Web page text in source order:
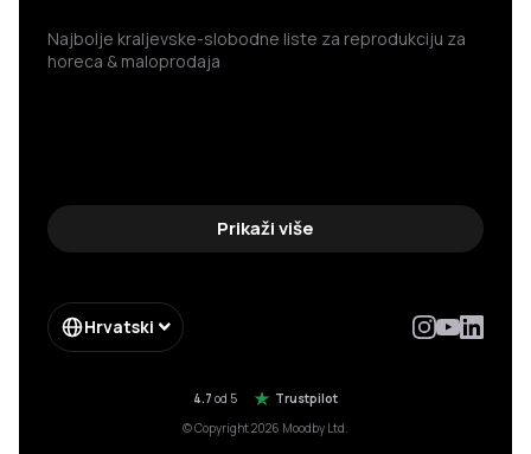
Najbolje kraljevske-slobodne liste za reprodukciju za
horeca & maloprodaja
Prikaži više
Hrvatski
4.7 od 5
Trustpilot
© Copyright 2026 Moodby Ltd.